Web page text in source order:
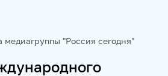
ИМЕНИ СТЕНИНА
"Россия сегодня"